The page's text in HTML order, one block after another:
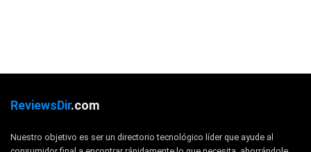
ReviewsDir.com
Nuestro objetivo es ser un directorio tecnológico líder que ayude al